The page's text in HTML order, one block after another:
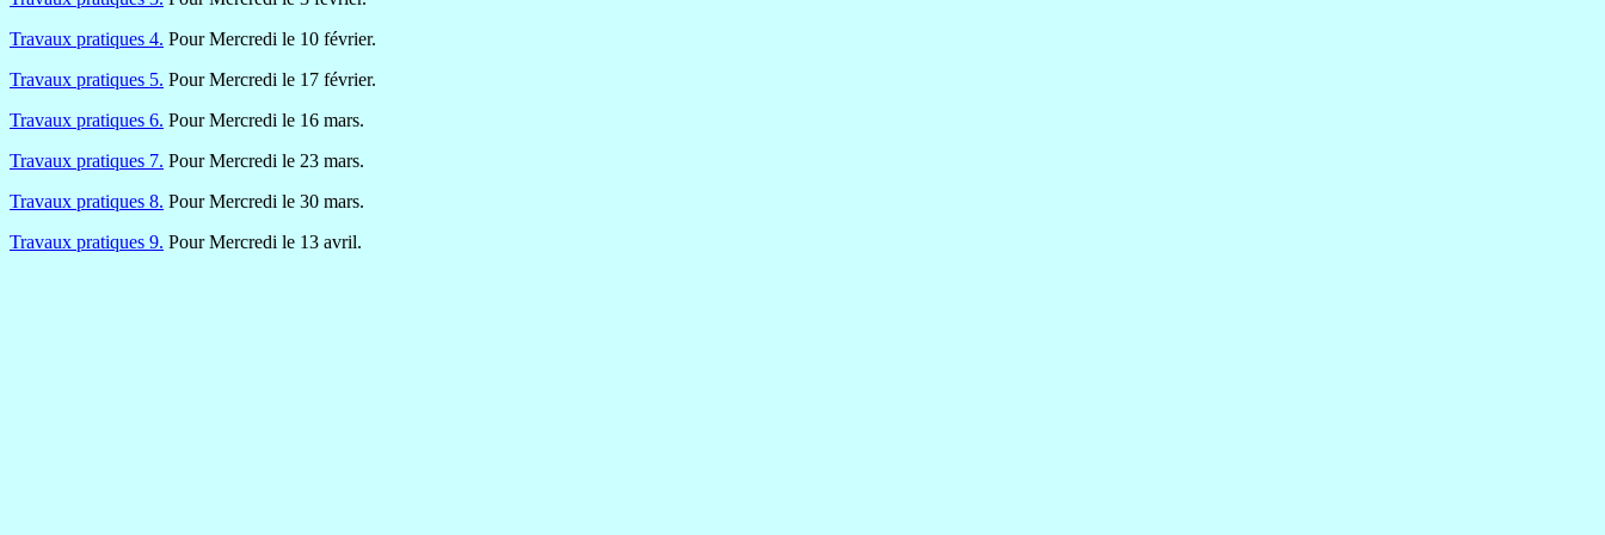
Travaux pratiques 4. Pour Mercredi le 10 février.
Travaux pratiques 5. Pour Mercredi le 17 février.
Travaux pratiques 6. Pour Mercredi le 16 mars.
Travaux pratiques 7. Pour Mercredi le 23 mars.
Travaux pratiques 8. Pour Mercredi le 30 mars.
Travaux pratiques 9. Pour Mercredi le 13 avril.